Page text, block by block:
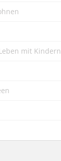
mit Kindern